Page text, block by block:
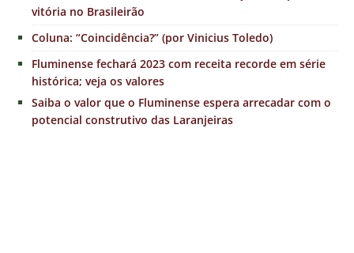
vitória no Brasileirão
Coluna: “Coincidência?” (por Vinicius Toledo)
Fluminense fechará 2023 com receita recorde em série
histórica; veja os valores
Saiba o valor que o Fluminense espera arrecadar com o
potencial construtivo das Laranjeiras